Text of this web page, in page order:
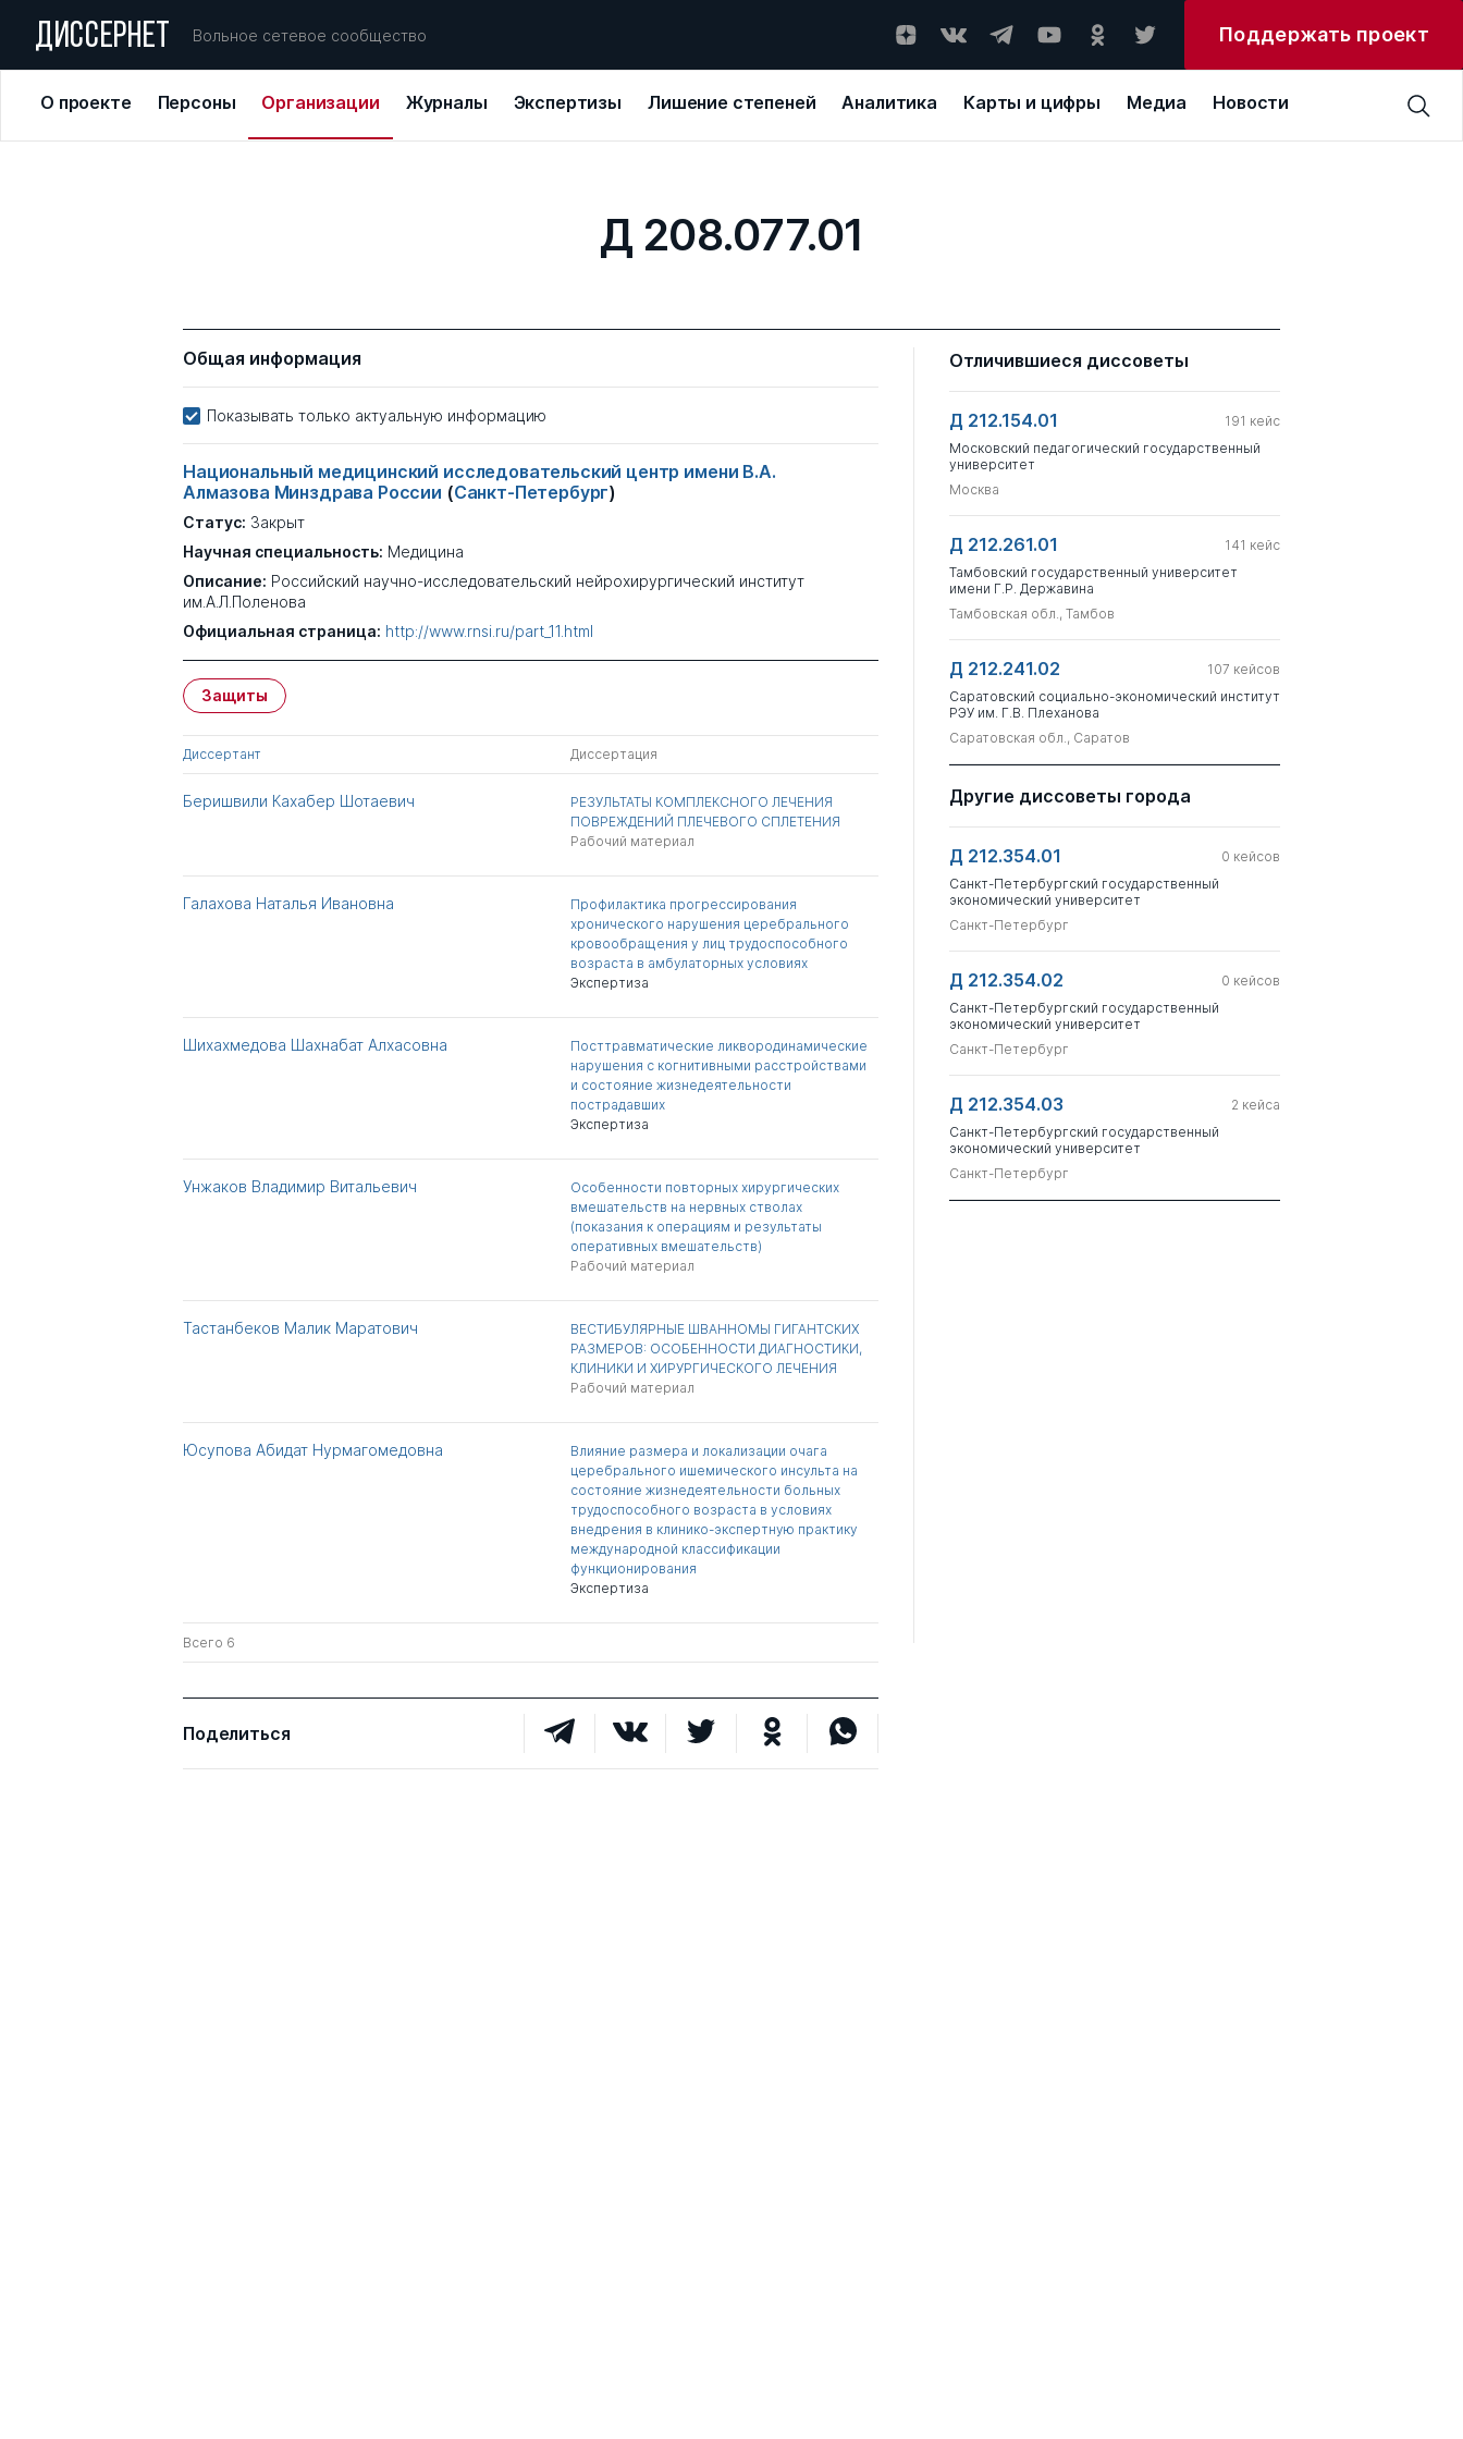
ДИССЕРНЕТ Вольное сетевое сообщество Поддержать проект
О проекте Персоны Организации Журналы Экспертизы Лишение степеней Аналитика Карты и цифры Медиа Новости
Д 208.077.01
Общая информация
Показывать только актуальную информацию
Национальный медицинский исследовательский центр имени В.А.
Алмазова Минздрава России (Санкт-Петербург)
Статус: Закрыт
Научная специальность: Медицина
Описание: Российский научно-исследовательский нейрохирургический институт
им.А.Л.Поленова
Официальная страница: http://www.rnsi.ru/part_11.html
Защиты
Диссертант Диссертация
Беришвили Кахабер Шотаевич
РЕЗУЛЬТАТЫ КОМПЛЕКСНОГО ЛЕЧЕНИЯ
ПОВРЕЖДЕНИЙ ПЛЕЧЕВОГО СПЛЕТЕНИЯ
Рабочий материал
Галахова Наталья Ивановна
Профилактика прогрессирования
хронического нарушения церебрального
кровообращения у лиц трудоспособного
возраста в амбулаторных условиях
Экспертиза
Шихахмедова Шахнабат Алхасовна
Посттравматические ликвородинамические
нарушения с когнитивными расстройствами
и состояние жизнедеятельности
пострадавших
Экспертиза
Унжаков Владимир Витальевич
Особенности повторных хирургических
вмешательств на нервных стволах
(показания к операциям и результаты
оперативных вмешательств)
Рабочий материал
Тастанбеков Малик Маратович
ВЕСТИБУЛЯРНЫЕ ШВАННОМЫ ГИГАНТСКИХ
РАЗМЕРОВ: ОСОБЕННОСТИ ДИАГНОСТИКИ,
КЛИНИКИ И ХИРУРГИЧЕСКОГО ЛЕЧЕНИЯ
Рабочий материал
Юсупова Абидат Нурмагомедовна
Влияние размера и локализации очага
церебрального ишемического инсульта на
состояние жизнедеятельности больных
трудоспособного возраста в условиях
внедрения в клинико-экспертную практику
международной классификации
функционирования
Экспертиза
Всего 6
Поделиться
Отличившиеся диссоветы
Д 212.154.01 191 кейс
Московский педагогический государственный
университет
Москва
Д 212.261.01 141 кейс
Тамбовский государственный университет
имени Г.Р. Державина
Тамбовская обл., Тамбов
Д 212.241.02 107 кейсов
Саратовский социально-экономический институт
РЭУ им. Г.В. Плеханова
Саратовская обл., Саратов
Другие диссоветы города
Д 212.354.01 0 кейсов
Санкт-Петербургский государственный
экономический университет
Санкт-Петербург
Д 212.354.02 0 кейсов
Санкт-Петербургский государственный
экономический университет
Санкт-Петербург
Д 212.354.03 2 кейса
Санкт-Петербургский государственный
экономический университет
Санкт-Петербург